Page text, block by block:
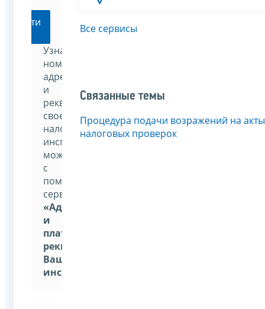
Перейти
Узнать
номер,
адрес
и
реквизиты
своей
налоговой
инспекции
можно
с
помощью
сервиса:
«Адрес
и
платежные
реквизиты
Вашей
инспекции».
Все сервисы
Связанные темы
Процедура подачи возражений на акты
налоговых проверок